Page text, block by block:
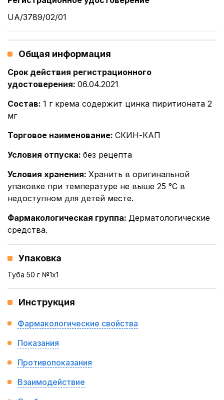
UA/3789/02/01
Общая информация
Срок действия регистрационного
удостоверения: 06.04.2021
Состав: 1 г крема содержит цинка пиритионата 2
мг
Торговое наименование: СКИН-КАП
Условия отпуска: без рецепта
Условия хранения: Хранить в оригинальной
упаковке при температуре не выше 25 °С в
недоступном для детей месте.
Фармакологическая группа: Дерматологические
средства.
Упаковка
Туба 50 г №1x1
Инструкция
Фармакологические свойства
Показания
Противопоказания
Взаимодействие